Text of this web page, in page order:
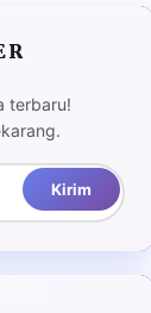
terbaru!
Kirim